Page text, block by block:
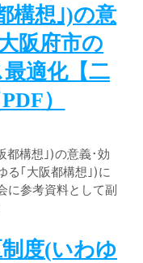
構想｣)の意
阪府市の
適化【二
）
都構想｣)の意義･効
る｢大阪都構想｣)に
に参考資料として副
制度(いわゆ